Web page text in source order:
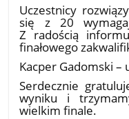
​Uczestnicy
się z 20
Z radością
finałowego
​Kacper Gadomski –
​Serdecznie
wyniku i
wielkim finale.